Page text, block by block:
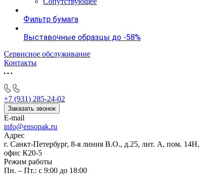
Фильтр бумага
Выставочные образцы до -58%
Сервисное обслуживание
Контакты
+7 (931) 285-24-02
Заказать звонок
E-mail
info@ensopak.ru
Адрес
г. Санкт-Петербург, 8-я линия В.О., д.25, лит. А, пом. 14Н,
офис К20-5
Режим работы
Пн. – Пт.: с 9:00 до 18:00